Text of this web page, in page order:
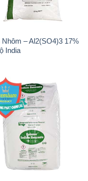
Nhôm – Al2(SO4)3 17%
India